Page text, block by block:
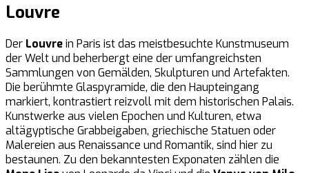
Louvre
Der Louvrein Paris ist das meistbesuchte Kunstmuseum
der Welt und beherbergt eine der umfangreichsten
Sammlungen von Gemälden, Skulpturen und Artefakten.
Die berühmte Glaspyramide, die den Haupteingang
markiert, kontrastiert reizvoll mit dem historischen Palais.
Kunstwerke aus vielen Epochen und Kulturen, etwa
altägyptische Grabbeigaben, griechische Statuen oder
Malereien aus Renaissance und Romantik, sind hier zu
bestaunen. Zu den bekanntesten Exponaten zählen die